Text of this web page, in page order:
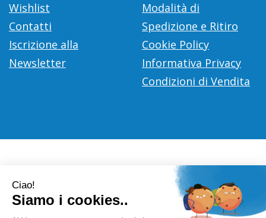
Wishlist
Contatti
Iscrizione alla
Newsletter
Modalità di
Spedizione e Ritiro
Cookie Policy
Informativa Privacy
Condizioni di Vendita
Farmacia Città D'Europa Dr. Leonardo Gaoni- V.le Città
d'Europa, 700 00144 Roma (RM)
info@farmace.it
Tel.: 065290252
| P.Iva: 09281581000 |
Numero R.E.A.: 1176469